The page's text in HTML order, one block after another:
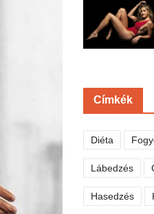
Címkék
Diéta
Lábedzés
Hasedzés